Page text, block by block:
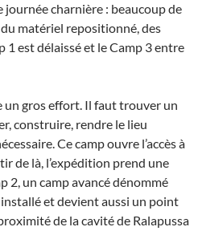
journée charnière : beaucoup de
matériel repositionné, des
1 est délaissé et le Camp 3 entre
un gros effort. Il faut trouver un
construire, rendre le lieu
Ce camp ouvre l’accès à
de là, l’expédition prend une
2, un camp avancé dénommé
et devient aussi un point
de la cavité de Ralapussa